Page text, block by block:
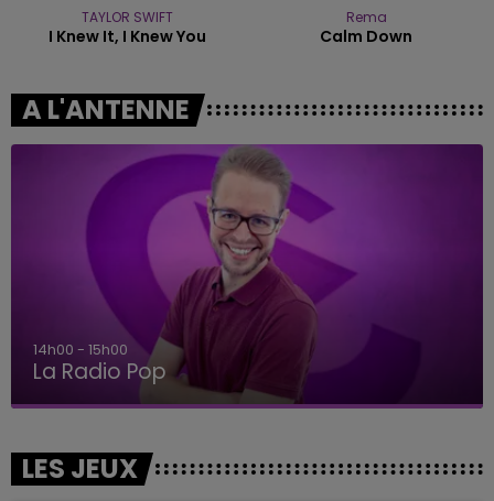
TAYLOR SWIFT
I Knew It, I Knew You
Rema
Calm Down
A L'ANTENNE
14h00 - 15h00
La Radio Pop
LES JEUX